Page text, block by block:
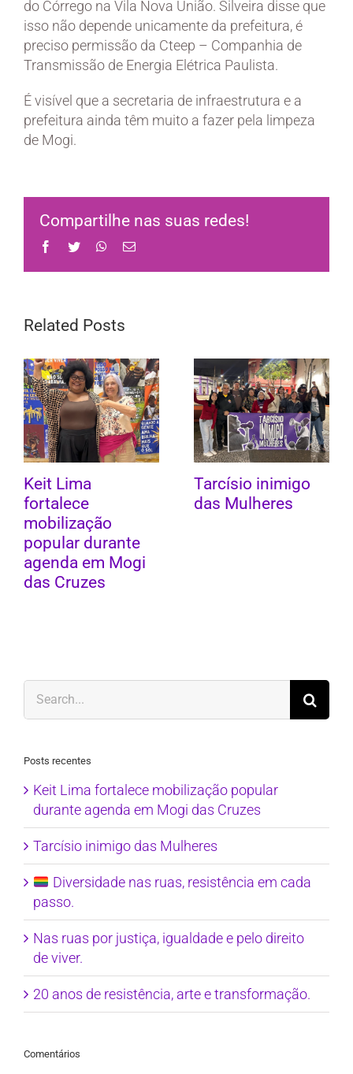
do Córrego na Vila Nova União. Silveira disse que
isso não depende unicamente da prefeitura, é
preciso permissão da Cteep – Companhia de
Transmissão de Energia Elétrica Paulista.
É visível que a secretaria de infraestrutura e a
prefeitura ainda têm muito a fazer pela limpeza
de Mogi.
Compartilhe nas suas redes!
Facebook
Twitter WhatsApp
Email
Related Posts
Keit Lima
fortalece
mobilização
popular durante
agenda em Mogi
das Cruzes
Tarcísio inimigo
das Mulheres
for:
Posts recentes
Keit Lima fortalece mobilização popular
durante agenda em Mogi das Cruzes
Tarcísio inimigo das Mulheres
Diversidade nas ruas, resistência em cada
passo.
Nas ruas por justiça, igualdade e pelo direito
de viver.
20 anos de resistência, arte e transformação.
Comentários